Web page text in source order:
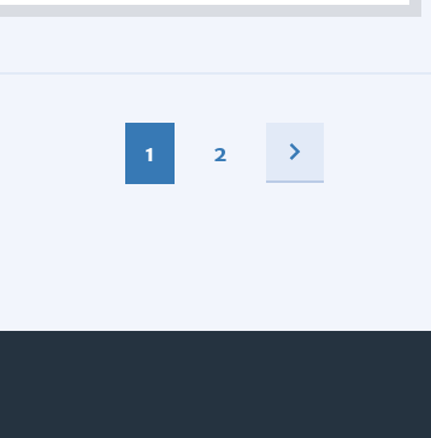
1 2